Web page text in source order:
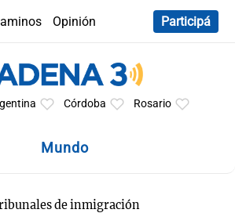
Opinión
Participá
Córdoba Rosario
Mundo
de inmigración